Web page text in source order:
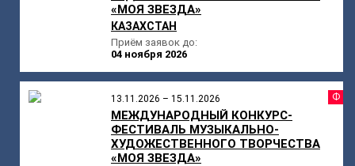
«МОЯ ЗВЕЗДА»
КАЗАХСТАН
Приём заявок до:
04 ноября 2026
13.11.2026 – 15.11.2026
МЕЖДУНАРОДНЫЙ КОНКУРС-
ФЕСТИВАЛЬ МУЗЫКАЛЬНО-
ХУДОЖЕСТВЕННОГО ТВОРЧЕСТВА
«МОЯ ЗВЕЗДА»